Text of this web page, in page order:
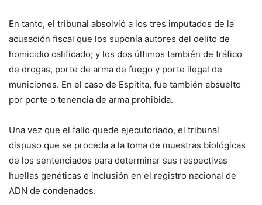
En tanto, el tribunal absolvió a los tres imputados de la
acusación fiscal que los suponía autores del delito de
homicidio calificado; y los dos últimos también de tráfico
de drogas, porte de arma de fuego y porte ilegal de
municiones. En el caso de Espitita, fue también absuelto
por porte o tenencia de arma prohibida.
Una vez que el fallo quede ejecutoriado, el tribunal
dispuso que se proceda a la toma de muestras biológicas
de los sentenciados para determinar sus respectivas
huellas genéticas e inclusión en el registro nacional de
ADN de condenados.